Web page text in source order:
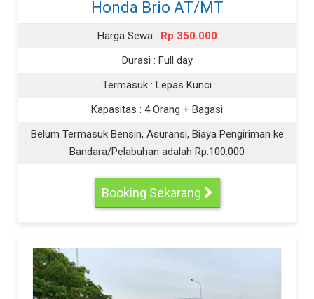
Honda Brio AT/MT
Harga Sewa : Rp 350.000
Durasi : Full day
Termasuk : Lepas Kunci
Kapasitas : 4 Orang + Bagasi
Belum Termasuk Bensin, Asuransi, Biaya Pengiriman ke
Bandara/Pelabuhan adalah Rp.100.000
Booking Sekarang